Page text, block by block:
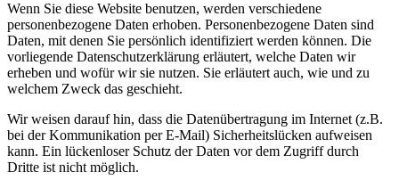
Wenn Sie diese Website benutzen, werden verschiedene
personenbezogene Daten erhoben. Personenbezogene Daten sind
Daten, mit denen Sie persönlich identifiziert werden können. Die
vorliegende Datenschutzerklärung erläutert, welche Daten wir
erheben und wofür wir sie nutzen. Sie erläutert auch, wie und zu
welchem Zweck das geschieht.
Wir weisen darauf hin, dass die Datenübertragung im Internet (z.B.
bei der Kommunikation per E-Mail) Sicherheitslücken aufweisen
kann. Ein lückenloser Schutz der Daten vor dem Zugriff durch
Dritte ist nicht möglich.